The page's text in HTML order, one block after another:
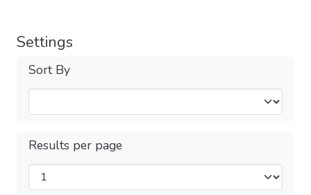
Settings
Sort By
Results per page